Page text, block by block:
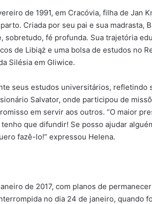
de 1991, em Cracóvia, filha de Jan
Criada por seu pai e sua madrasta,
sobretudo, fé profunda. Sua trajetória
de Libiąż e uma bolsa de estudos no
Silésia em Gliwice.
seus estudos universitários, refletindo
Salvator, onde participou de
em servir aos outros. “O maior
que difundir! Se posso ajudar
fazê-lo!” expressou Helena.
de 2017, com planos de
no dia 24 de janeiro, quando